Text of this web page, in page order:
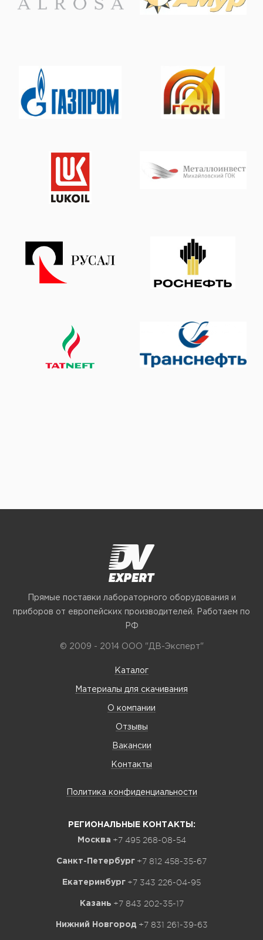
Прямые поставки лабораторного оборудования и
приборов от европейских производителей. Работаем по
РФ
© 2009 - 2014 ООО "ДВ-Эксперт"
Каталог
Материалы для скачивания
О компании
Отзывы
Вакансии
Контакты
Политика конфиденциальности
РЕГИОНАЛЬНЫЕ КОНТАКТЫ:
Москва +7 495 268-08-54
Санкт-Петербург +7 812 458-35-67
Екатеринбург +7 343 226-04-95
Казань +7 843 202-35-17
Нижний Новгород +7 831 261-39-63